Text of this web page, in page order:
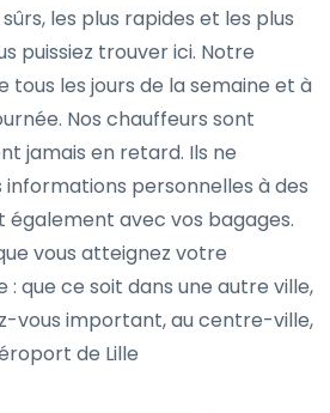
les plus rapides et les plus
puissiez trouver ici. Notre
tous les jours de la semaine et à
Nos chauffeurs sont
jamais en retard. Ils ne
personnelles à des
également avec vos bagages.
vous atteignez votre
que ce soit dans une autre ville,
vous important, au centre-ville,
de Lille